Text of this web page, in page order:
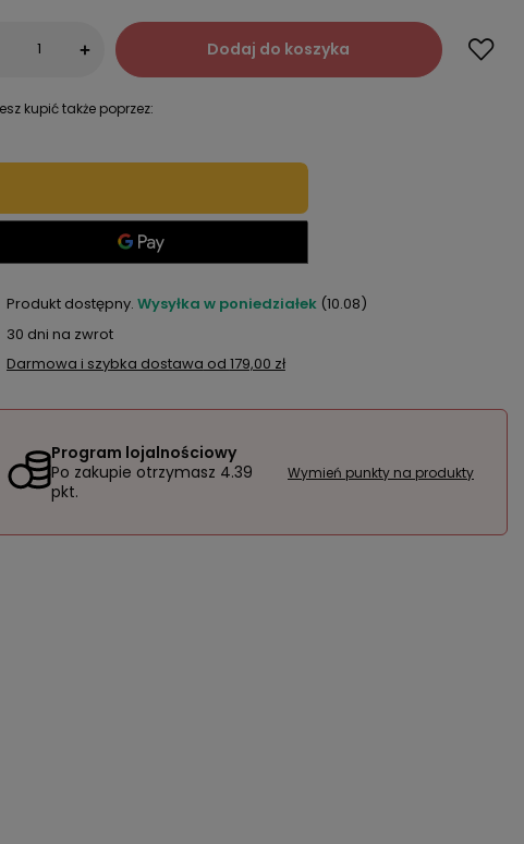
+ Dodaj do koszyka
kupić także poprzez:
Produkt dostępny Wysyłka w poniedziałek (10.08)
30 dni na zwrot
Darmowa i szybka dostawa od 179,00 zł
Program lojalnościowy
Po zakupie otrzymasz 4.39
pkt.
Wymień punkty na produkty